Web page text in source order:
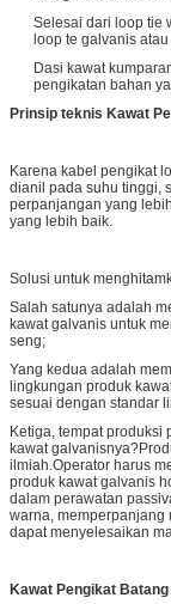
Selesai dari loop tie
loop te galvanis
Dasi kawat
pengikatan bahan
Prinsip teknis Kawat
Karena kabel pengikat
dianil pada suhu tinggi,
perpanjangan yang
yang lebih baik.
Solusi untuk
Salah satunya adalah
kawat galvanis untuk
seng;
Yang kedua adalah
lingkungan produk
sesuai dengan standar
Ketiga, tempat produksi
kawat
ilmiah.Operator harus
produk kawat galvanis
dalam perawatan
warna, memperpanjang
dapat menyelesaikan
Kawat Pengikat Batang